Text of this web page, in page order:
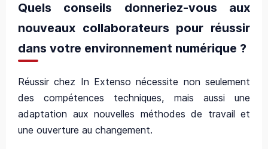
Quels conseils donneriez-vous aux
nouveaux collaborateurs pour réussir
dans votre environnement numérique ?
Réussir chez In Extenso nécessite non seulement
des compétences techniques, mais aussi une
adaptation aux nouvelles méthodes de travail et
une ouverture au changement.